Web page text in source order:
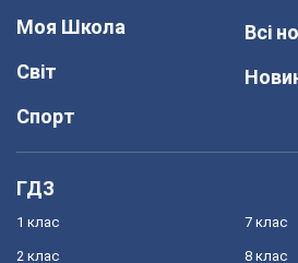
Моя Школа
Світ
Спорт
Всі
ГДЗ
1 клас
2 клас
7 клас
8 клас